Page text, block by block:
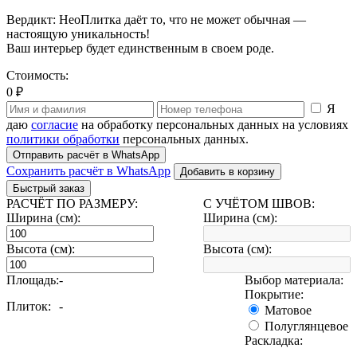
Вердикт: НеоПлитка даёт то, что не может обычная —
настоящую уникальность!
Ваш интерьер будет единственным в своем роде.
Стоимость:
0 ₽
Я
даю согласие на обработку персональных данных на условиях
политики обработки персональных данных.
Отправить расчёт в WhatsApp
Сохранить расчёт в WhatsApp
Добавить в корзину
Быстрый заказ
РАСЧЁТ ПО РАЗМЕРУ:
Ширина (см):
Высота (см):
С УЧЁТОМ ШВОВ:
Ширина (см):
Высота (см):
Площадь:-
Плиток:
-
Выбор материала:
Покрытие:
Матовое
Полуглянцевое
Раскладка: